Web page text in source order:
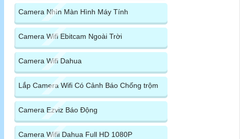
Camera Nhìn Màn Hình Máy Tính
Camera Wifi Ebitcam Ngoài Trời
Camera Wifi Dahua
Lắp Camera Wifi Có Cảnh Báo Chống trộm
Camera Ezviz Báo Động
Camera Wifii Dahua Full HD 1080P